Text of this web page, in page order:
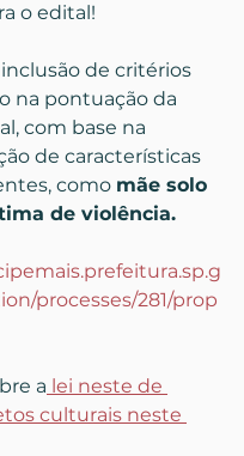
o edital!
de critérios
na pontuação da
com base na
de características
como mãe solo
de violência.
processes/281/prop
a lei neste de
culturais neste